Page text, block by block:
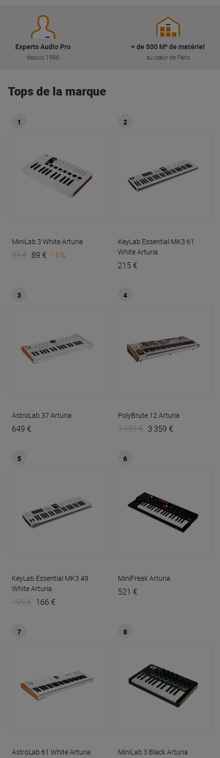
Experts Audio Pro
depuis 1986
+ de 500 M² de matériel
au cœur de Paris
Tops de la marque
1
MiniLab 3 WhiteArturia
95 € 89 € - 6%
2
KeyLab Essential MK3 61
WhiteArturia
215 €
3
AstroLab 37 Arturia
649 €
4
PolyBrute 12 Arturia
3 999 € 3 359 €
5
KeyLab Essential MK3 49
WhiteArturia
199 € 166 €
6
MiniFreakArturia
521 €
7
AstroLab 61 WhiteArturia
8
MiniLab 3 BlackArturia